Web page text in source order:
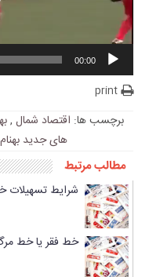
00:00
print
برچسب ها: اقتصاد شمال ,
های جدید
مطالب مرتبط
شرایط تسهیلات
خط فقر یا خط